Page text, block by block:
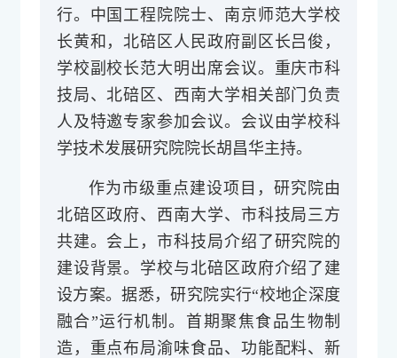
行。中国工程院院士、南京师范大学校
长黄和，北碚区人民政府副区长吕俊，
学校副校长范大明出席会议。重庆市科
技局、北碚区、西南大学相关部门负责
人及特邀专家参加会议。会议由学校科
学技术发展研究院院长胡昌华主持。
作为市级重点建设项目，研究院由
北碚区政府、西南大学、 市科技局 三方
共建。 会上，市科技局介绍了研究院的
建设背景。学校与北碚区政府介绍了建
设方案。据悉，研究院实行“校地企深度
融合”运行机制。首期聚焦食品生物制
造，重点布局渝味食品、功能配料、新